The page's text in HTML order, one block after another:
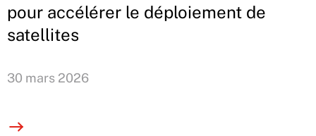
pour accélérer le déploiement de
satellites
30 mars 2026